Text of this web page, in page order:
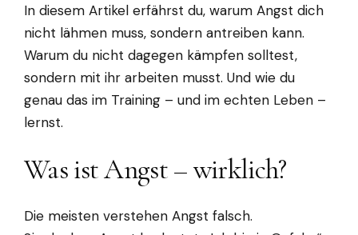
In diesem Artikel erfährst du, warum Angst dich
nicht lähmen muss, sondern antreiben kann.
Warum du nicht dagegen kämpfen solltest,
sondern mit ihr arbeiten musst. Und wie du
genau das im Training – und im echten Leben –
lernst.
Was ist Angst – wirklich?
Die meisten verstehen Angst falsch.